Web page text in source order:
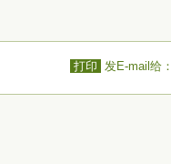
打印 发E-mail给